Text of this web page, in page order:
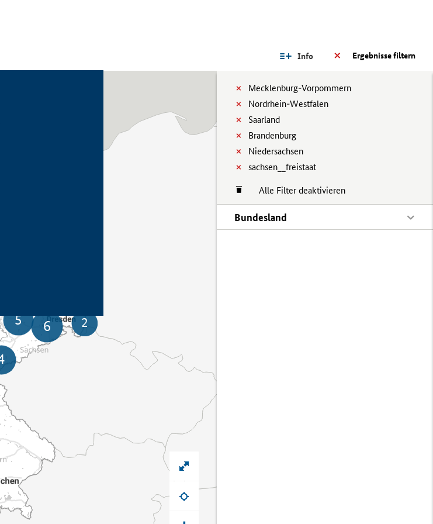
Ergebnisse filtern
Info
Mecklenburg-Vorpommern
Nordrhein-Westfalen
Saarland
Brandenburg
Niedersachsen
sachsen__freistaat
Alle Filter deaktivieren
Bundesland